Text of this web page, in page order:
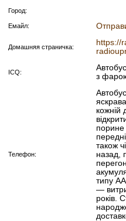
Город:
Емайл:
Домашняя страничка:
https://
ICQ:
з
Телефон:
кожній
порине
також
назад,
типу
—
років.